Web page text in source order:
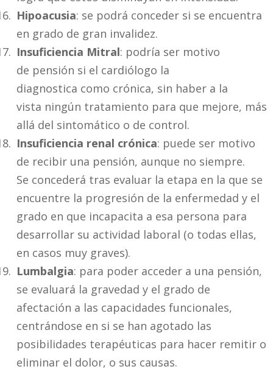
Hipoacusia: se podrá conceder si se encuentra
en grado de gran invalidez.
Insuficiencia Mitral: podría ser motivo
de pensión si el cardiólogo la
diagnostica como crónica, sin haber a la
vista ningún tratamiento para que mejore, más
allá del sintomático o de control.
Insuficiencia renal crónica: puede ser motivo
de recibir una pensión, aunque no siempre.
Se concederá tras evaluar la etapa en la que se
encuentre la progresión de la enfermedad y el
grado en que incapacita a esa persona para
desarrollar su actividad laboral (o todas ellas,
en casos muy graves).
Lumbalgia: para poder acceder a una pensión,
se evaluará la gravedad y el grado de
afectación a las capacidades funcionales,
centrándose en si se han agotado las
posibilidades terapéuticas para hacer remitir o
eliminar el dolor, o sus causas.